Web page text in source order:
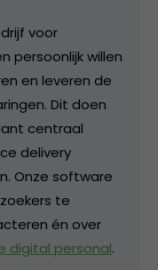
voor
persoonlijk willen
en leveren de
Dit doen
centraal
delivery
Onze software
te
én over
digital personal.